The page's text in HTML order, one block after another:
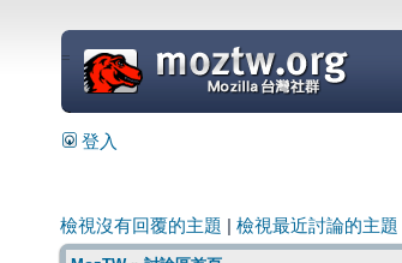
=
登入
檢視沒有回覆的主題 檢視最近討論的主題